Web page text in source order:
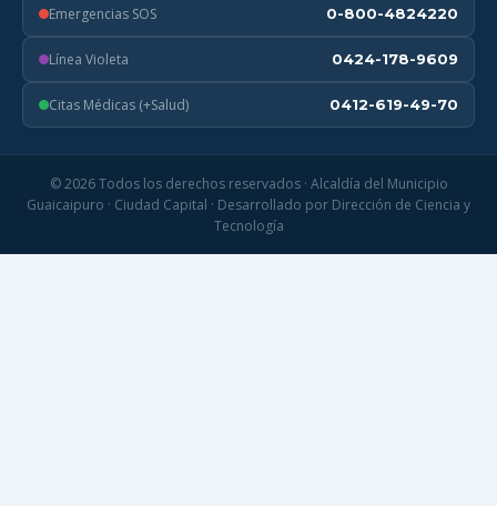
Emergencias SOS 0-800-4824220
Línea Violeta 0424-178-9609
Citas Médicas (+Salud) 0412-619-49-70
© 2026 Todos los derechos reservados · Alcaldía del Municipio
Guaicaipuro · Ciudad Capital · Desarrollado por Dirección de Ciencia y
Tecnología